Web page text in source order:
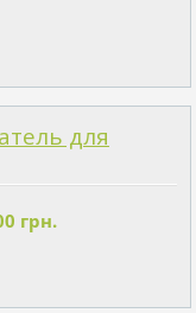
для
грн.